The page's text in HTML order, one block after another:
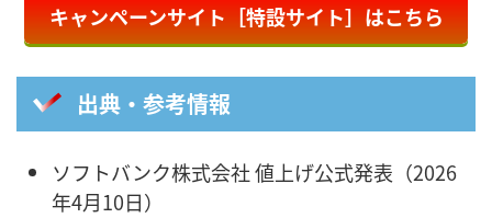
キャンペーンサイト［特設サイト］はこちら
出典・参考情報
ソフトバンク株式会社 値上げ公式発表（2026
年4月10日）